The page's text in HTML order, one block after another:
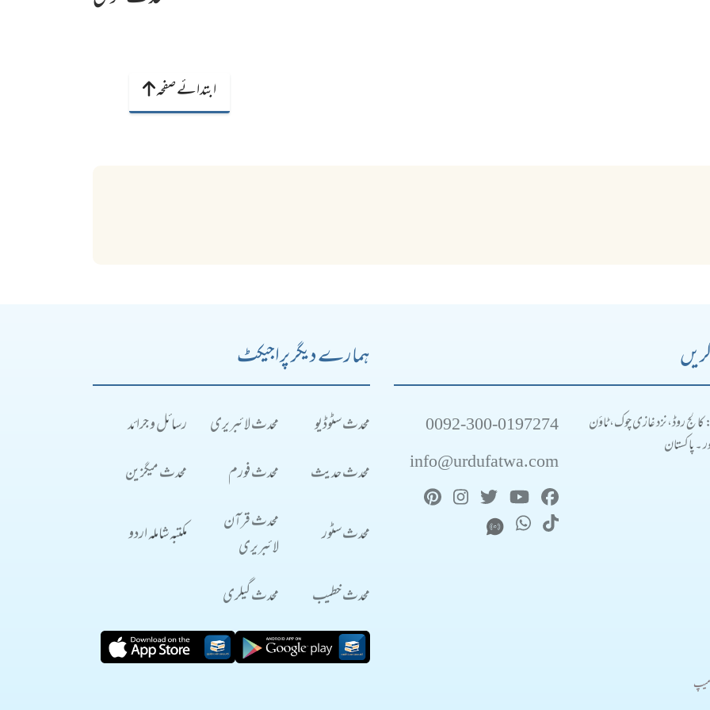
ابتدائے صفحہ
کالج روڈ، نزد غازی چوک، ٹاؤن
۔ پاکستان
0092-300-0197274
info@urdufatwa.com
ہمارے دیگر پراجیکٹ
محدث سٹوڈیو محدث لائبریری
رسائل و جرائد
محدث حدیث
محدث فورم محدث میگزین
محدث سٹور
محدث قرآن
لائبریری
مکتبہ شاملہ اردو
محدث خطیب محدث گیلری